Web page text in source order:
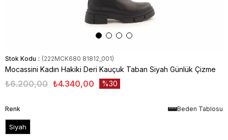
Stok Kodu (222MCK680 81812_001)
Mocassini Kadın Hakiki Deri Kauçuk Taban Siyah Günlük Çizme
₺6.200,00 ₺4.340,00 30
Beden Tablosu
Renk
Siyah